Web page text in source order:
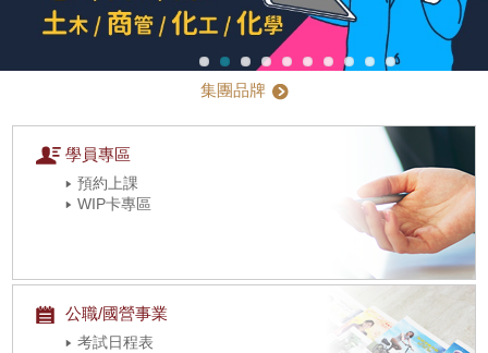
集團品牌
學員專區
預約上課
WIP卡專區
公職/國營事業
考試日程表